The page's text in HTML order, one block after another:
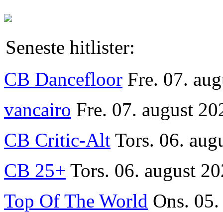
Seneste hitlister:
CB Dancefloor Fre. 07.
vancairo Fre. 07. august
CB Critic-Alt Tors. 06.
CB 25+ Tors. 06. august
Top Of The World Ons.